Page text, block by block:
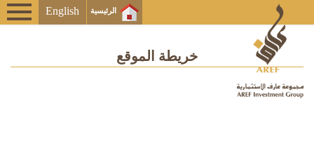
الرئيسية English
خريطة الموقع